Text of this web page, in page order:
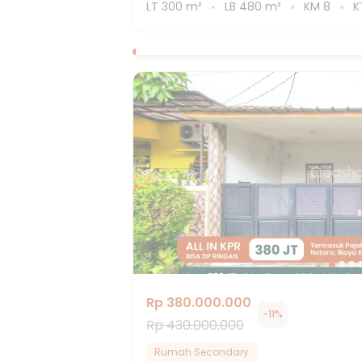
LT 300 m² LB 480 m² KM 8
Rp 380.000.000
Rp 430.000.000
-11%
Rumah Secondary